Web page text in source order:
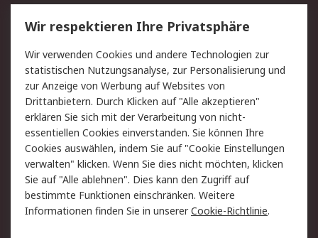
Service
Value Added Services
Lieferlösungen
Rücksendung/Entsorgung Kontakt
Hilfe
Rechtliches
RS Verkaufs- und
Lieferbedingungen
Datenschutz
Cookie-Richtlinie
Zahlungsbedingungen
Impressum
Webseite Konditionen
Wir respektieren Ihre Privatsphäre
Wir verwenden Cookies und andere Technologien zur
statistischen Nutzungsanalyse, zur Personalisierung und
zur Anzeige von Werbung auf Websites von
Drittanbietern. Durch Klicken auf "Alle akzeptieren"
erklären Sie sich mit der Verarbeitung von nicht-
essentiellen Cookies einverstanden. Sie können Ihre
Cookies auswählen, indem Sie auf "Cookie Einstellungen
verwalten" klicken. Wenn Sie dies nicht möchten, klicken
Sie auf "Alle ablehnen". Dies kann den Zugriff auf
bestimmte Funktionen einschränken. Weitere
Informationen finden Sie in unsererCookie-Richtlinie.